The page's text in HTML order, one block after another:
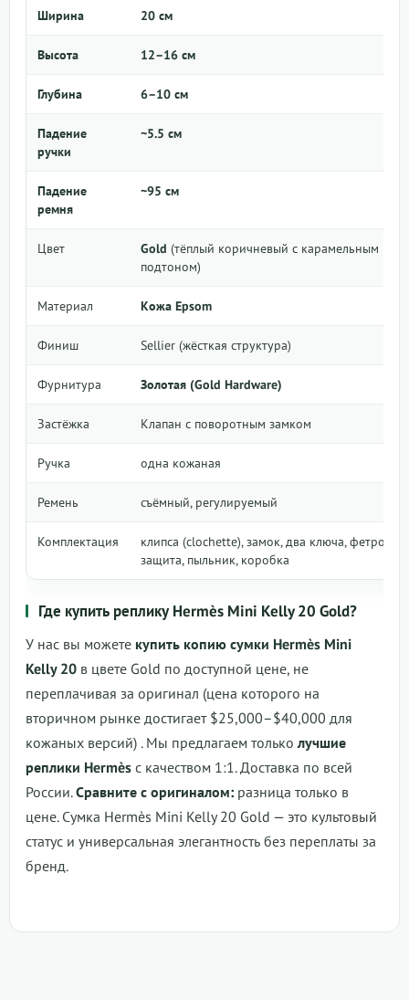
Ширина 20 см
Высота 12–16 см
Глубина 6–10 см
Падение
ручки
~5.5 см
Падение
ремня
~95 см
Цвет Gold (тёплый коричневый с карамельным
подтоном)
Материал Кожа Epsom
Финиш Sellier (жёсткая структура)
Фурнитура Золотая (Gold Hardware)
Застёжка Клапан с поворотным замком
Ручка одна кожаная
Ремень съёмный, регулируемый
Комплектация
клипса (clochette), замок, два ключа, фетровая
защита, пыльник, коробка
Где купить реплику Hermès Mini Kelly 20 Gold?
У нас вы можете купить копию сумки Hermès Mini
Kelly 20 в цвете Gold по доступной цене, не
переплачивая за оригинал (цена которого на
вторичном рынке достигает $25,000–$40,000 для
кожаных версий) . Мы предлагаем только лучшие
реплики Hermès с качеством 1:1. Доставка по всей
России.Сравните с оригиналом: разница только в
цене. Сумка Hermès Mini Kelly 20 Gold — это культовый
статус и универсальная элегантность без переплаты за
бренд.